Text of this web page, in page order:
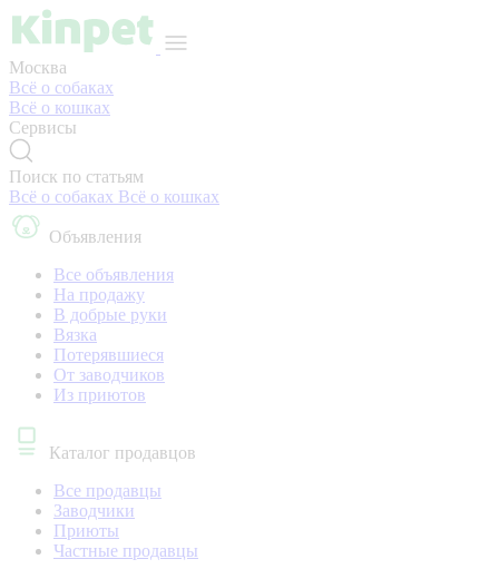
Москва
Всё о собаках
Всё о кошках
Сервисы
Поиск по статьям
Всё о собаках Всё о кошках
Объявления
Все объявления
На продажу
В добрые руки
Вязка
Потерявшиеся
От заводчиков
Из приютов
Каталог продавцов
Все продавцы
Заводчики
Приюты
Частные продавцы